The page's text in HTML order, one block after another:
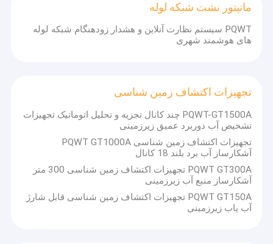
مانیتور نشت شبکه لوله
PQWT سیستم نظارت آنلاین و هشدار زودهنگام شبکه لوله
های هوشمند شهری
تجهیزات اکتشاف زمین شناسی
PQWT-GT1500A چند کانال تجزیه و تحلیل اتوماتیک تجهیزات
تشخیص آب دوربرد عمیق زیرزمینی
تجهیزات اکتشاف زمین شناسی PQWT GT1000A
آشکارساز آب برد بلند 18 کانال
PQWT GT300A تجهیزات اکتشاف زمین شناسی 300 متر
آشکارساز منبع آب زیرزمینی
PQWT GT150A تجهیزات اکتشاف زمین شناسی قابل شارژ
آب یاب زیرزمینی